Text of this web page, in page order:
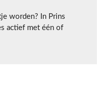
worden? In Prins
actief met één of